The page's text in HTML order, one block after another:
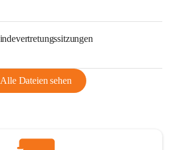
Alle Dateien sehen